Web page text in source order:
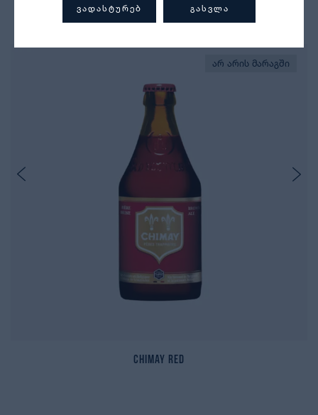
ბოლოს ნანახი პროდუქტები
არ არის მარაგში
Chimay Red
ᲕᲐᲓᲐᲡᲢᲣᲠᲔᲑ ᲒᲐᲡᲕᲚᲐ